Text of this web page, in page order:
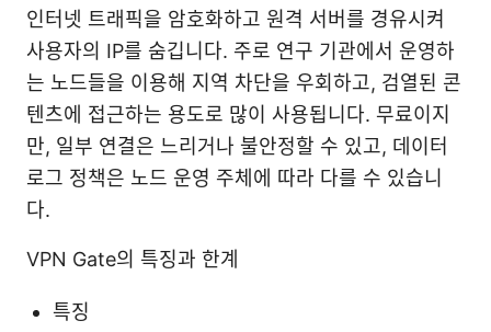
인터넷 트래픽을 암호화하고 원격 서버를 경유시켜
사용자의 IP를 숨깁니다. 주로 연구 기관에서 운영하
는 노드들을 이용해 지역 차단을 우회하고, 검열된 콘
텐츠에 접근하는 용도로 많이 사용됩니다. 무료이지
만, 일부 연결은 느리거나 불안정할 수 있고, 데이터
로그 정책은 노드 운영 주체에 따라 다를 수 있습니
다.
VPN Gate의 특징과 한계
특징